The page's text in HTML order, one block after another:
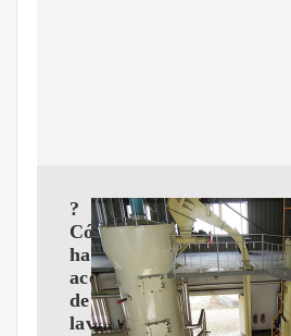
?
Cómo
hacer
aceite
de
lavanda?